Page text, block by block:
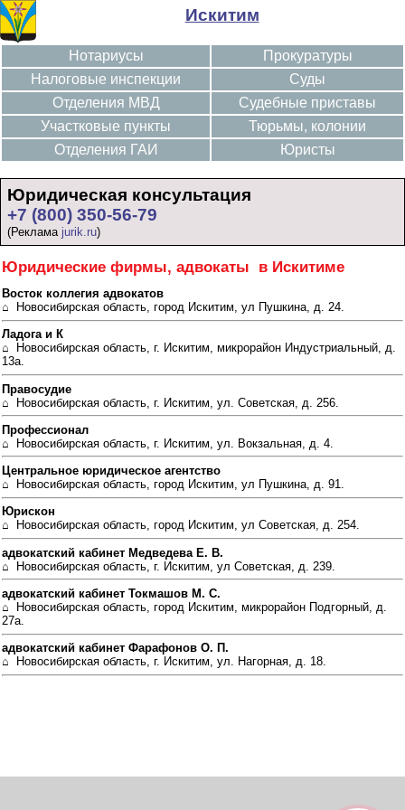
Искитим
Нотариусы
Налоговые инспекции
Отделения МВД
Участковые пункты
Отделения ГАИ
Прокуратуры
Суды
Судебные приставы
Тюрьмы, колонии
Юристы
Юридическая консультация
+7 (800) 350-56-79
(Реклама jurik.ru)
Юридические фирмы, адвокаты в Искитиме
Восток коллегия адвокатов
⌂ Новосибирская область, город Искитим, ул Пушкина, д. 24.
Ладога и К
⌂ Новосибирская область, г. Искитим, микрорайон Индустриальный, д.
13а.
Правосудие
⌂ Новосибирская область, г. Искитим, ул. Советская, д. 256.
Профессионал
⌂ Новосибирская область, г. Искитим, ул. Вокзальная, д. 4.
Центральное юридическое агентство
⌂ Новосибирская область, город Искитим, ул Пушкина, д. 91.
Юрискон
⌂ Новосибирская область, город Искитим, ул Советская, д. 254.
адвокатский кабинет Медведева Е. В.
⌂ Новосибирская область, г. Искитим, ул Советская, д. 239.
адвокатский кабинет Токмашов М. С.
⌂ Новосибирская область, город Искитим, микрорайон Подгорный, д.
27а.
адвокатский кабинет Фарафонов О. П.
⌂ Новосибирская область, г. Искитим, ул. Нагорная, д. 18.